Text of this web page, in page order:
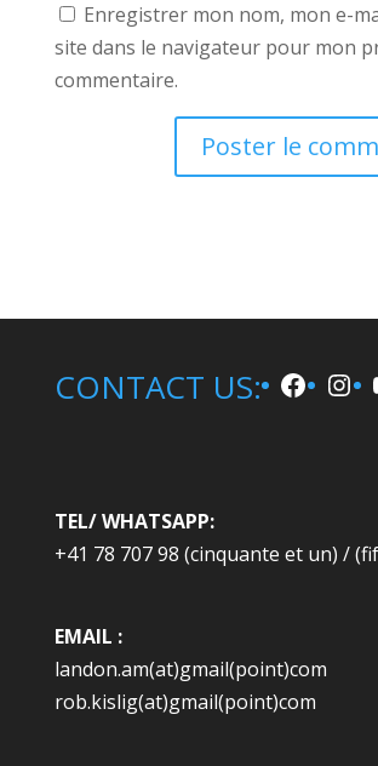
Enregistrer mon nom, mon e-
site dans le navigateur pour mon
commentaire.
r
a
e
:
CONTACT US:
TEL/ WHATSAPP:
+41 78 707 98 (cinquante et un) /
EMAIL :
landon.am(at)gmail(point)com
rob.kislig(at)gmail(point)com